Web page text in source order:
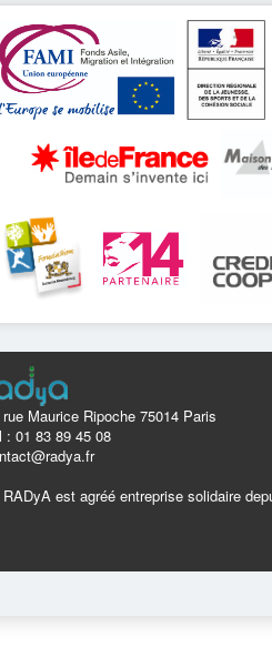
Maurice Ripoche 75014 Paris
: 01 83 89 45 08
RADyA est agréé entreprise solidaire